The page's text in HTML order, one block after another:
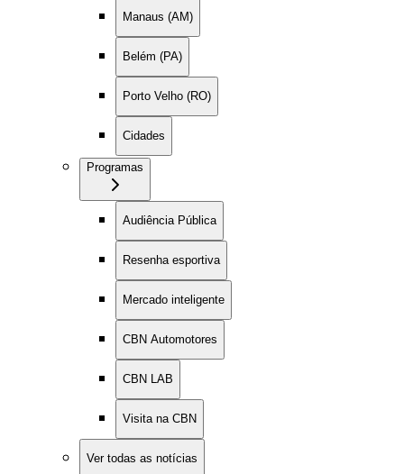
Manaus (AM)
Belém (PA)
Porto Velho (RO)
Cidades
Programas
Audiência Pública
Resenha esportiva
Mercado inteligente
CBN Automotores
CBN LAB
Visita na CBN
Ver todas as notícias